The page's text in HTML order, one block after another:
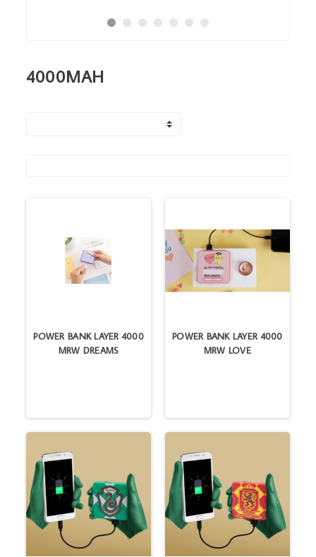
4000MAH
POWER BANK LAYER 4000
MRW DREAMS
POWER BANK LAYER 4000
MRW LOVE